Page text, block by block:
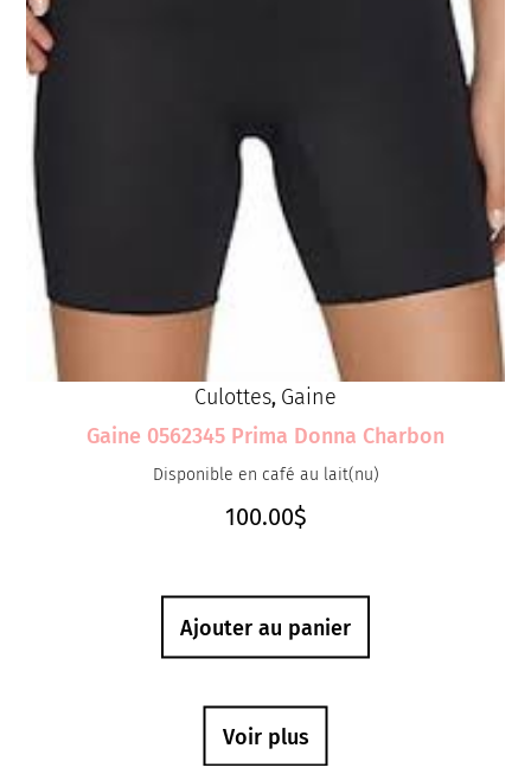
Culottes, Gaine
Gaine 0562345 Prima Donna Charbon
Disponible en café au lait(nu)
100.00$
Ajouter au panier
Voir plus